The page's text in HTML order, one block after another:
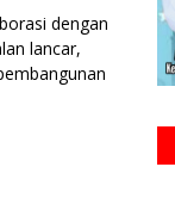
dengan
lancar,